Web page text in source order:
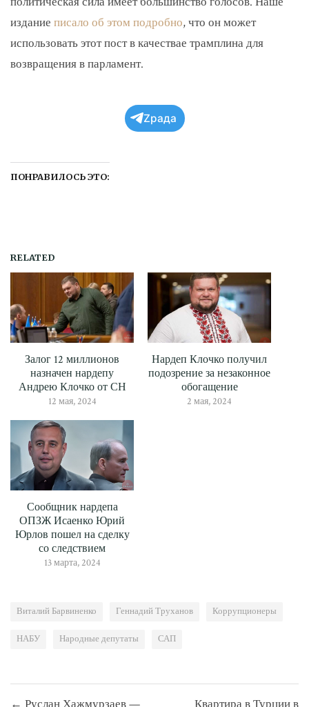
издание писало об этом подробно, что он может
использовать этот пост в качествае трамплина для
возвращения в парламент.
Zрада
ПОНРАВИЛОСЬ ЭТО:
RELATED
Залог 12 миллионов
назначен нардепу
Андрею Клочко от СН
12 мая, 2024
Нардеп Клочко получил
подозрение за незаконное
обогащение
2 мая, 2024
Сообщник нардепа
ОПЗЖ Исаенко Юрий
Юрлов пошел на сделку
со следствием
13 марта, 2024
Виталий Барвиненко Геннадий Труханов Коррупционеры
НАБУ Народные депутаты САП